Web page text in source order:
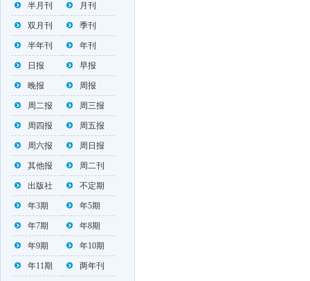
半月刊 月刊
双月刊 季刊
半年刊 年刊
日报 早报
晚报 周报
周二报 周三报
周四报 周五报
周六报 周日报
其他报 周二刊
出版社 不定期
年3期 年5期
年7期 年8期
年9期 年10期
年11期 两年刊